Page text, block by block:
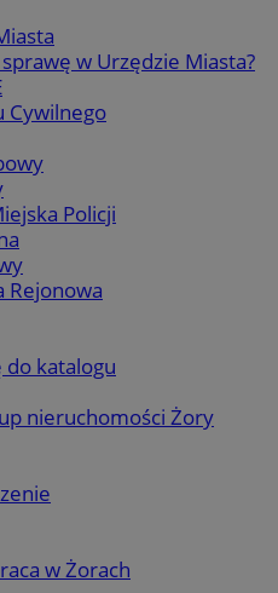
sprawę w Urzędzie Miasta?
Cywilnego
Policji
Rejonowa
katalogu
nieruchomości Żory
w Żorach